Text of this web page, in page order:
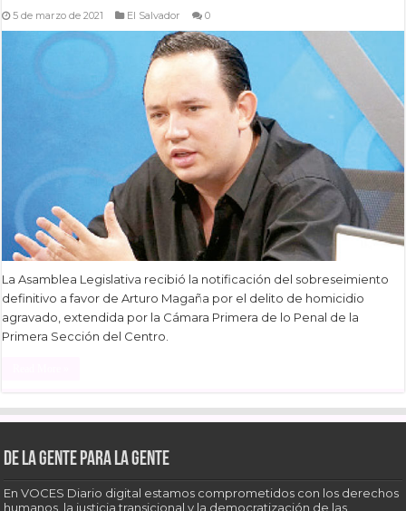
5 de marzo de 2021 El Salvador 0
La Asamblea Legislativa recibió la notificación del sobreseimiento
definitivo a favor de Arturo Magaña por el delito de homicidio
agravado, extendida por la Cámara Primera de lo Penal de la
Primera Sección del Centro.
De la gente para la gente
En VOCES Diario digital estamos comprometidos con los derechos
humanos, la justicia transicional y la democratización de las